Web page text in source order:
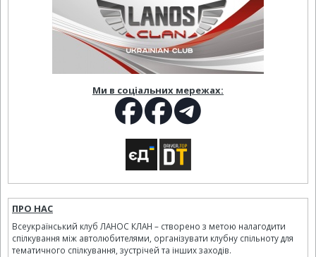
Ми в соціальних мережах:
ПРО НАС
Всеукраїнський клуб ЛАНОС КЛАН – створено з метою налагодити
спілкування між автолюбителями, організувати клубну спільноту для
тематичного спілкування, зустрічей та інших заходів.